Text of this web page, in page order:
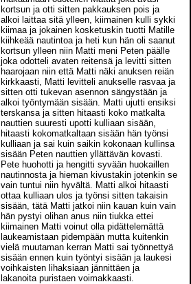
kortsun ja otti sitten pakkauksen pois ja
alkoi laittaa sitä ylleen, kiimainen kulli sykki
kiimaa ja jokainen kosketuskin tuotti Matille
kiihkeää nautintoa ja heti kun hän oli saanut
kortsun ylleen niin Matti meni Peten päälle
joka odotteli avaten reitensä ja levitti sitten
haarojaan niin että Matti näki anuksen reiän
kirkkaasti, Matti levitteli anukselle rasvaa ja
sitten otti tukevan asennon sängystään ja
alkoi työntymään sisään. Matti ujutti ensiksi
terskansa ja sitten hitaasti koko matkalta
nauttien suuresti upotti kulliaan sisään,
hitaasti kokomatkaltaan sisään hän työnsi
kulliaan ja sai kuin saikin kokonaan kullinsa
sisään Peten nauttien yllättävän kovasti.
Pete huohotti ja hengitti syvään huokaillen
nautinnosta ja hieman kivustakin jotenkin se
vain tuntui niin hyvältä. Matti alkoi hitaasti
ottaa kulliaan ulos ja työnsi sitten takaisin
sisään, tätä Matti jatkoi niin kauan kuin vain
hän pystyi olihan anus niin tiukka ettei
kiimainen Matti voinut olla pidättelemättä
laukeamistaan pidempään mutta kuitenkin
vielä muutaman kerran Matti sai työnnettyä
sisään ennen kuin työntyi sisään ja laukesi
voihkaisten lihaksiaan jännittäen ja
lakanoita puristaen voimakkaasti.